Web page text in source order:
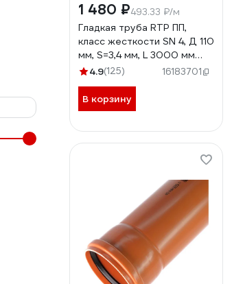
1 480 ₽493.33 ₽/м
Гладкая труба RTP ПП,
класс жесткости SN 4, Д 110
мм, S=3,4 мм, L 3000 мм
11212
4.9(125) 16183701
В корзину